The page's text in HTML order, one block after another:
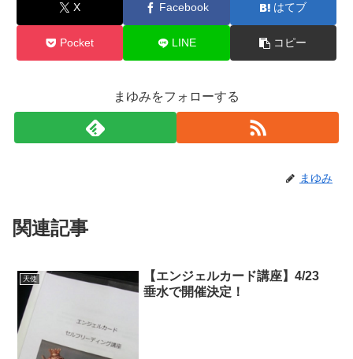
X Facebook はてブ
Pocket LINE コピー
まゆみをフォローする
まゆみ
関連記事
天使
【エンジェルカード講座】4/23
垂水で開催決定！